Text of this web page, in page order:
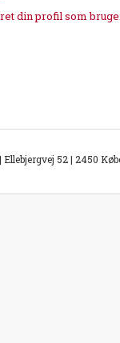
din profil som
52 | 2450